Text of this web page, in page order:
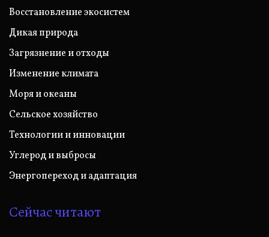
Восстановление экосистем
Дикая природа
Загрязнение и отходы
Изменение климата
Моря и океаны
Сельское хозяйство
Технологии и инновации
Углерод и выбросы
Энергопереход и адаптация
Сейчас читают